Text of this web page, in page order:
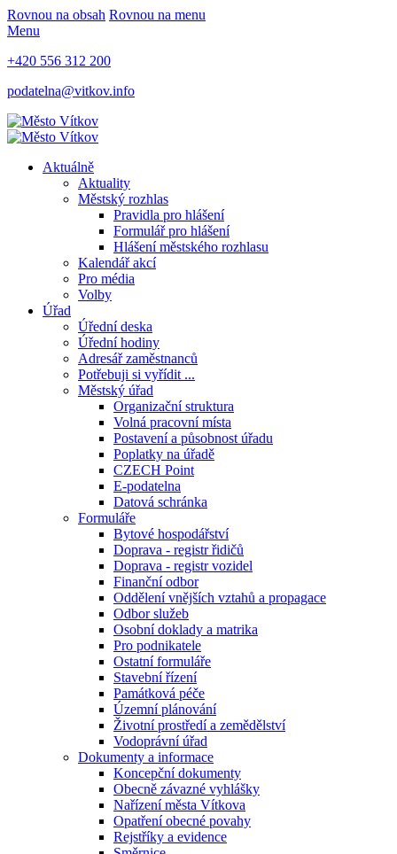
Rovnou na obsah Rovnou na menu
Menu
+420 556 312 200
podatelna@vitkov.info
Aktuálně
Aktuality
Městský rozhlas
Pravidla pro hlášení
Formulář pro hlášení
Hlášení městského rozhlasu
Kalendář akcí
Pro média
Volby
Úřad
Úřední deska
Úřední hodiny
Adresář zaměstnanců
Potřebuji si vyřídit ...
Městský úřad
Organizační struktura
Volná pracovní místa
Postavení a působnost úřadu
Poplatky na úřadě
CZECH Point
E-podatelna
Datová schránka
Formuláře
Bytové hospodářství
Doprava - registr řidičů
Doprava - registr vozidel
Finanční odbor
Oddělení vnějších vztahů a propagace
Odbor služeb
Osobní doklady a matrika
Pro podnikatele
Ostatní formuláře
Stavební řízení
Památková péče
Územní plánování
Životní prostředí a zemědělství
Vodoprávní úřad
Dokumenty a informace
Koncepční dokumenty
Obecně závazné vyhlášky
Nařízení města Vítkova
Opatření obecné povahy
Rejstříky a evidence